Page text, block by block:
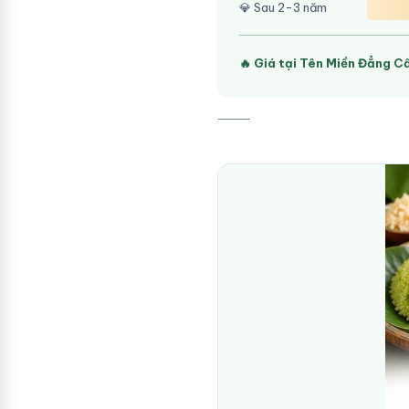
💎 Sau 2-3 năm
🔥 Giá tại Tên Miền Đẳng
⸻